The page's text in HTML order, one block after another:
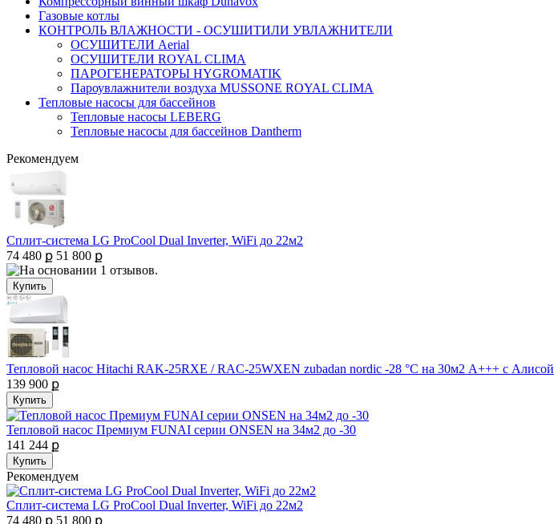
Газовые котлы
КОНТРОЛЬ ВЛАЖНОСТИ - ОСУШИТИЛИ УВЛАЖНИТЕЛИ
ОСУШИТЕЛИ Aerial
ОСУШИТЕЛИ ROYAL CLIMA
ПАРОГЕНЕРАТОРЫ HYGROMATIK
Пароувлажнители воздуха MUSSONE ROYAL CLIMA
Тепловые насосы для бассейнов
Тепловые насосы LEBERG
Тепловые насосы для бассейнов Dantherm
Рекомендуем
Сплит-система LG ProCool Dual Inverter, WiFi до 22м2
74 480 ք 51 800 ք
Тепловой насос Hitachi RAK-25RXE / RAC-25WXEN zubadan nordic -28 °С на 30м2 А+++ c Алисой
139 900 ք
Тепловой насос Премиум FUNAI серии ONSEN на 34м2 до -30
141 244 ք
Рекомендуем
Сплит-система LG ProCool Dual Inverter, WiFi до 22м2
74 480 ք 51 800 ք